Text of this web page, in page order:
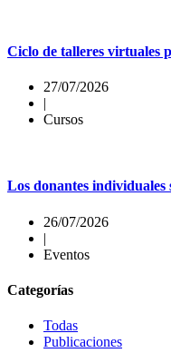
Ciclo de talleres virtuales
27/07/2026
|
Cursos
Los donantes individuales
26/07/2026
|
Eventos
Categorías
Todas
Publicaciones